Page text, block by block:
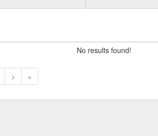
No results found!
> »